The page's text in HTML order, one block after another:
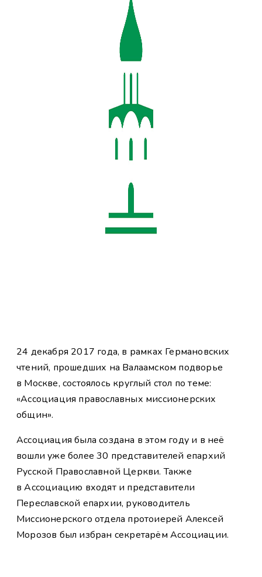
24 декабря 2017 года, в рамках Германовских
чтений, прошедших на Валаамском подворье
в Москве, состоялось круглый стол по теме:
«Ассоциация православных миссионерских
общин».
Ассоциация была создана в этом году и в неё
вошли уже более 30 представителей епархий
Русской Православной Церкви. Также
в Ассоциацию входят и представители
Переславской епархии, руководитель
Миссионерского отдела протоиерей Алексей
Морозов был избран секретарём Ассоциации.